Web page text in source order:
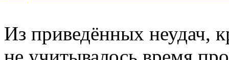
Из приведённых неудач,